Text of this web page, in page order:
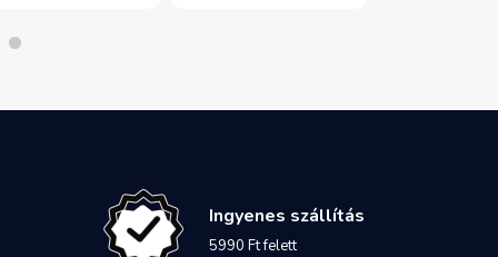
Ingyenes szállítás
5990 Ft felett